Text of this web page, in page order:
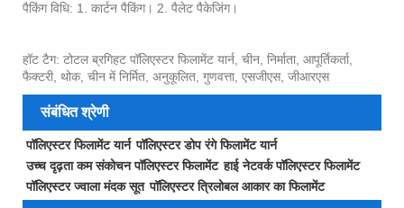
पैकिंग विधि: 1. कार्टन पैकिंग। 2. पैलेट पैकेजिंग।
हॉट टैग: टोटल ब्रगिहट पॉलिएस्टर फिलामेंट यार्न, चीन, निर्माता, आपूर्तिकर्ता,
फैक्टरी, थोक, चीन में निर्मित, अनुकूलित, गुणवत्ता, एसजीएस, जीआरएस
संबंधित श्रेणी
पॉलिएस्टर फिलामेंट यार्न पॉलिएस्टर डोप रंगे फिलामेंट यार्न
उच्च दृढ़ता कम संकोचन पॉलिएस्टर फिलामेंट हाई नेटवर्क पॉलिएस्टर फिलामेंट
पॉलिएस्टर ज्वाला मंदक सूत पॉलिएस्टर त्रिलोबल आकार का फिलामेंट